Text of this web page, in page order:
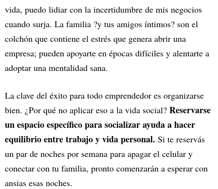
vida, puedo lidiar con la incertidumbre de mis negocios
cuando surja. La familia ?y tus amigos íntimos? son el
colchón que contiene el estrés que genera abrir una
empresa; pueden apoyarte en épocas difíciles y alentarte a
adoptar una mentalidad sana.
La clave del éxito para todo emprendedor es organizarse
bien. ¿Por qué no aplicar eso a la vida social? Reservarse
un espacio específico para socializar ayuda a hacer
equilibrio entre trabajo y vida personal. Si te reservás
un par de noches por semana para apagar el celular y
conectar con tu familia, pronto comenzarán a esperar con
ansias esas noches.